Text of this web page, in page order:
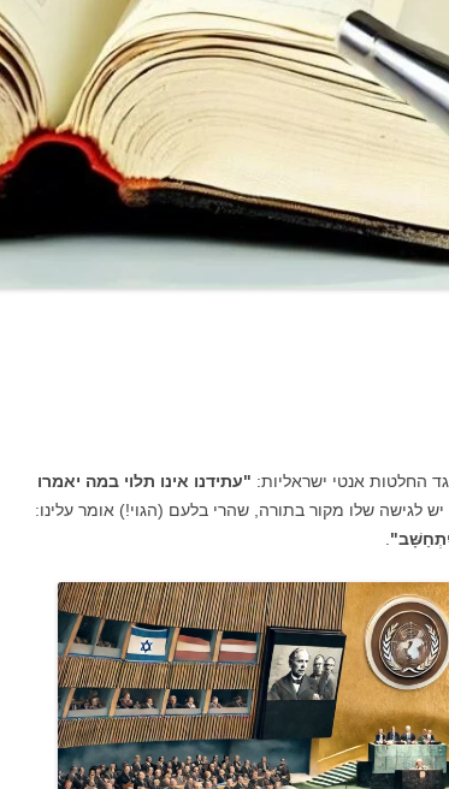
החלטות אנטי ישראליות: "עתידנו אינו תלוי במה יאמרו
לגישה שלו מקור בתורה, שהרי בלעם (הגוי!) אומר עלינו:
יִתְחַשָּׁב".